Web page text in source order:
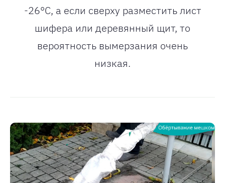
-26°С, а если сверху разместить лист
шифера или деревянный щит, то
вероятность вымерзания очень
низкая.